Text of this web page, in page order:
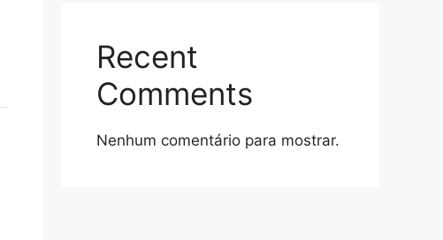
Recent
Comments
Nenhum comentário para mostrar.